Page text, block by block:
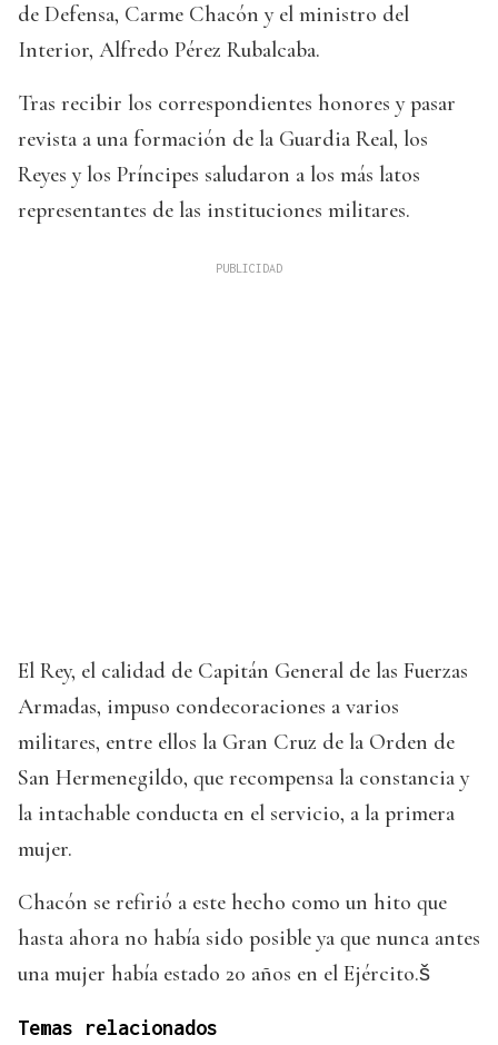
de Defensa, Carme Chacón y el ministro del
Interior, Alfredo Pérez Rubalcaba.
Tras recibir los correspondientes honores y pasar
revista a una formación de la Guardia Real, los
Reyes y los Príncipes saludaron a los más latos
representantes de las instituciones militares.
El Rey, el calidad de Capitán General de las Fuerzas
Armadas, impuso condecoraciones a varios
militares, entre ellos la Gran Cruz de la Orden de
San Hermenegildo, que recompensa la constancia y
la intachable conducta en el servicio, a la primera
mujer.
Chacón se refirió a este hecho como un hito que
hasta ahora no había sido posible ya que nunca antes
una mujer había estado 20 años en el Ejército.š
Temas relacionados